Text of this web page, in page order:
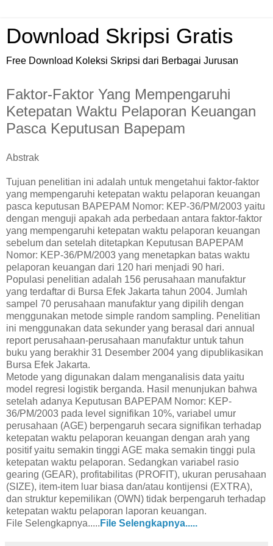
Download Skripsi Gratis
Free Download Koleksi Skripsi dari Berbagai Jurusan
Faktor-Faktor Yang Mempengaruhi
Ketepatan Waktu Pelaporan Keuangan
Pasca Keputusan Bapepam
Abstrak
Tujuan penelitian ini adalah untuk mengetahui faktor-faktor
yang mempengaruhi ketepatan waktu pelaporan keuangan
pasca keputusan BAPEPAM Nomor: KEP-36/PM/2003 yaitu
dengan menguji apakah ada perbedaan antara faktor-faktor
yang mempengaruhi ketepatan waktu pelaporan keuangan
sebelum dan setelah ditetapkan Keputusan BAPEPAM
Nomor: KEP-36/PM/2003 yang menetapkan batas waktu
pelaporan keuangan dari 120 hari menjadi 90 hari.
Populasi penelitian adalah 156 perusahaan manufaktur
yang terdaftar di Bursa Efek Jakarta tahun 2004. Jumlah
sampel 70 perusahaan manufaktur yang dipilih dengan
menggunakan metode simple random sampling. Penelitian
ini menggunakan data sekunder yang berasal dari annual
report perusahaan-perusahaan manufaktur untuk tahun
buku yang berakhir 31 Desember 2004 yang dipublikasikan
Bursa Efek Jakarta.
Metode yang digunakan dalam menganalisis data yaitu
model regresi logistik berganda. Hasil menunjukan bahwa
setelah adanya Keputusan BAPEPAM Nomor: KEP-
36/PM/2003 pada level signifikan 10%, variabel umur
perusahaan (AGE) berpengaruh secara signifikan terhadap
ketepatan waktu pelaporan keuangan dengan arah yang
positif yaitu semakin tinggi AGE maka semakin tinggi pula
ketepatan waktu pelaporan. Sedangkan variabel rasio
gearing (GEAR), profitabilitas (PROFIT), ukuran perusahaan
(SIZE), item-item luar biasa dan/atau kontijensi (EXTRA),
dan struktur kepemilikan (OWN) tidak berpengaruh terhadap
ketepatan waktu pelaporan laporan keuangan.
File Selengkapnya..... File Selengkapnya.....